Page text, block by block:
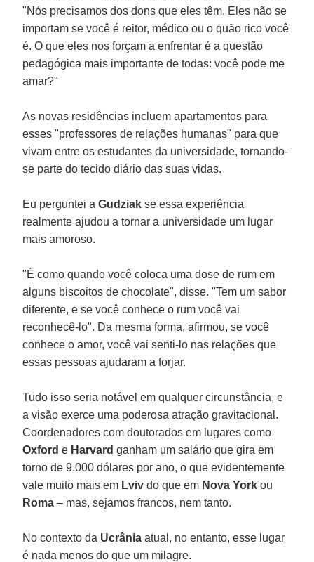
"Nós precisamos dos dons que eles têm. Eles não se
importam se você é reitor, médico ou o quão rico você
é. O que eles nos forçam a enfrentar é a questão
pedagógica mais importante de todas: você pode me
amar?"
As novas residências incluem apartamentos para
esses "professores de relações humanas" para que
vivam entre os estudantes da universidade, tornando-
se parte do tecido diário das suas vidas.
Eu perguntei aGudziakse essa experiência
realmente ajudou a tornar a universidade um lugar
mais amoroso.
"É como quando você coloca uma dose de rum em
alguns biscoitos de chocolate", disse. "Tem um sabor
diferente, e se você conhece o rum você vai
reconhecê-lo". Da mesma forma, afirmou, se você
conhece o amor, você vai senti-lo nas relações que
essas pessoas ajudaram a forjar.
Tudo isso seria notável em qualquer circunstância, e
a visão exerce uma poderosa atração gravitacional.
Coordenadores com doutorados em lugares como
Oxforde Harvardganham um salário que gira em
torno de 9.000 dólares por ano, o que evidentemente
vale muito mais em Lvivdo que em Nova Yorkou
Roma– mas, sejamos francos, nem tanto.
No contexto da Ucrâniaatual, no entanto, esse lugar
é nada menos do que um milagre.